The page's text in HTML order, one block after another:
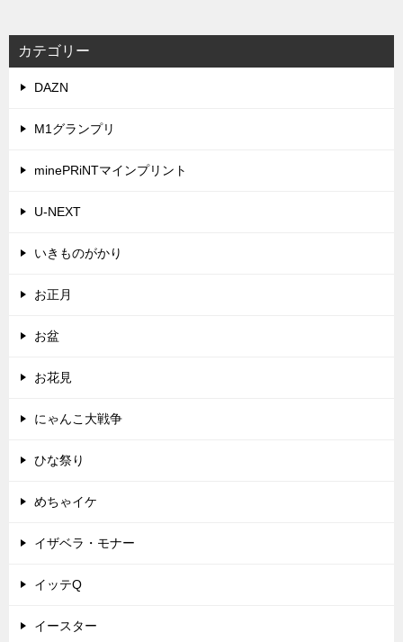
カテゴリー
DAZN
M1グランプリ
minePRiNTマインプリント
U-NEXT
いきものがかり
お正月
お盆
お花見
にゃんこ大戦争
ひな祭り
めちゃイケ
イザベラ・モナー
イッテQ
イースター